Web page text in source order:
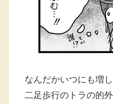
なんだかいつにも増し
二足歩行のトラの的